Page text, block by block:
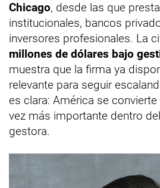
Chicago, desde las que
institucionales, bancos
inversores profesionales. La
millones de dólares bajo
muestra que la firma ya
relevante para seguir
es clara: América se
vez más importante dentro
gestora.